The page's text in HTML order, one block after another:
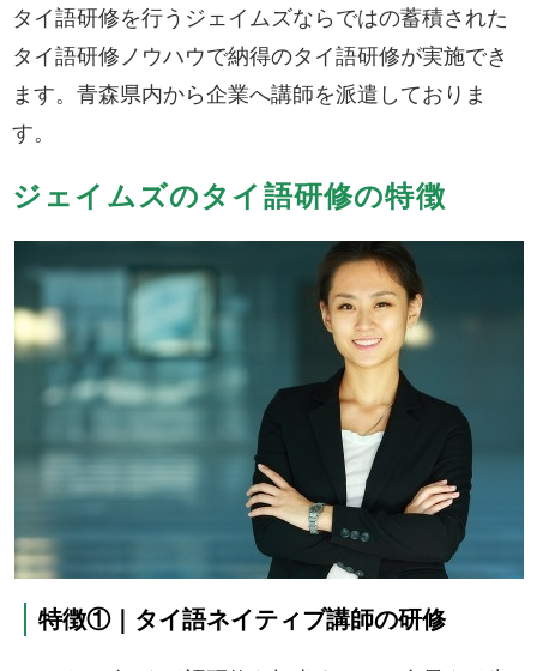
タイ語研修を行うジェイムズならではの蓄積された
タイ語研修ノウハウで納得のタイ語研修が実施でき
ます。青森県内から企業へ講師を派遣しておりま
す。
ジェイムズのタイ語研修の特徴
特徴①｜タイ語ネイティブ講師の研修